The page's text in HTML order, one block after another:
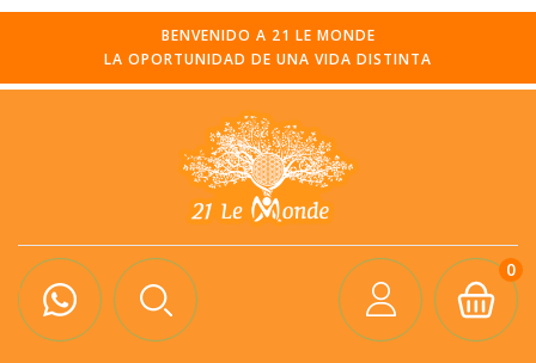
BENVENIDO A 21 LE MONDE
LA OPORTUNIDAD DE UNA VIDA DISTINTA
0